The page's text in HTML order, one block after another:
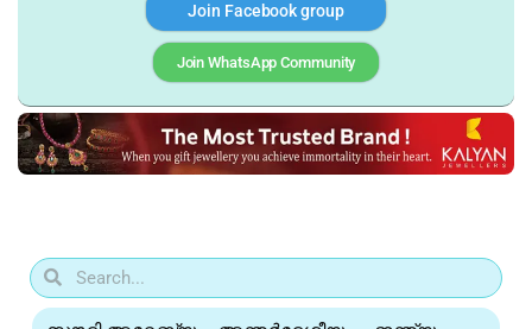
Join Facebook group
Join WhatsApp Community